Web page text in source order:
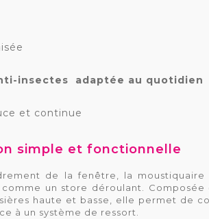
insectes adaptée au quotidien
et continue
simple et fonctionnelle
de la fenêtre, la moustiquaire
un store déroulant. Composée
haute et basse, elle permet de
à un système de ressort.